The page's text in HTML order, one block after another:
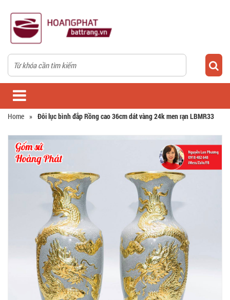
Home » Đôi lục bình đắp Rồng cao 36cm dát vàng 24k men rạn LBMR33